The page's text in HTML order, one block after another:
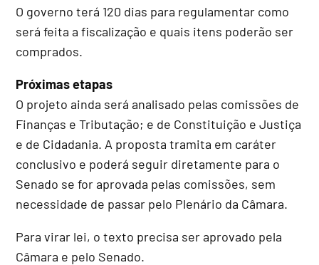
O governo terá 120 dias para regulamentar como
será feita a fiscalização e quais itens poderão ser
comprados.
Próximas etapas
O projeto ainda será analisado pelas comissões de
Finanças e Tributação; e de Constituição e Justiça
e de Cidadania. A proposta tramita em caráter
conclusivo e poderá seguir diretamente para o
Senado se for aprovada pelas comissões, sem
necessidade de passar pelo Plenário da Câmara.
Para virar lei, o texto precisa ser aprovado pela
Câmara e pelo Senado.